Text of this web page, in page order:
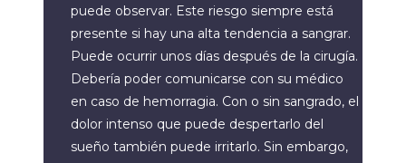
puede observar. Este riesgo siempre está
presente si hay una alta tendencia a sangrar.
Puede ocurrir unos días después de la cirugía.
Debería poder comunicarse con su médico
en caso de hemorragia. Con o sin sangrado, el
dolor intenso que puede despertarlo del
sueño también puede irritarlo. Sin embargo,